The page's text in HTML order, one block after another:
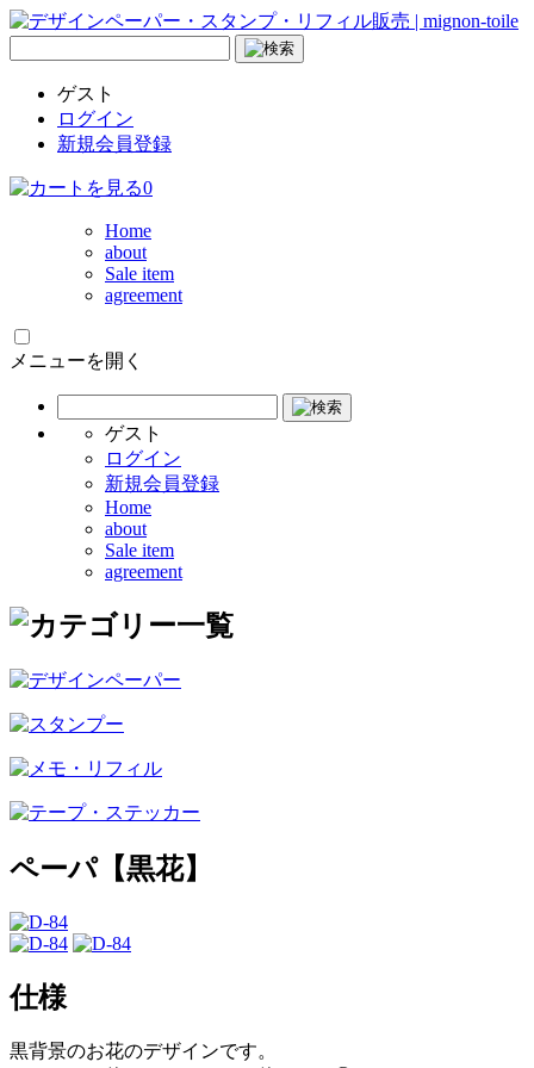
ゲスト
ログイン
新規会員登録
0
Home
about
Sale item
agreement
メニューを開く
ゲスト
ログイン
新規会員登録
Home
about
Sale item
agreement
ペーパ【黒花】
仕様
黒背景のお花のデザインです。